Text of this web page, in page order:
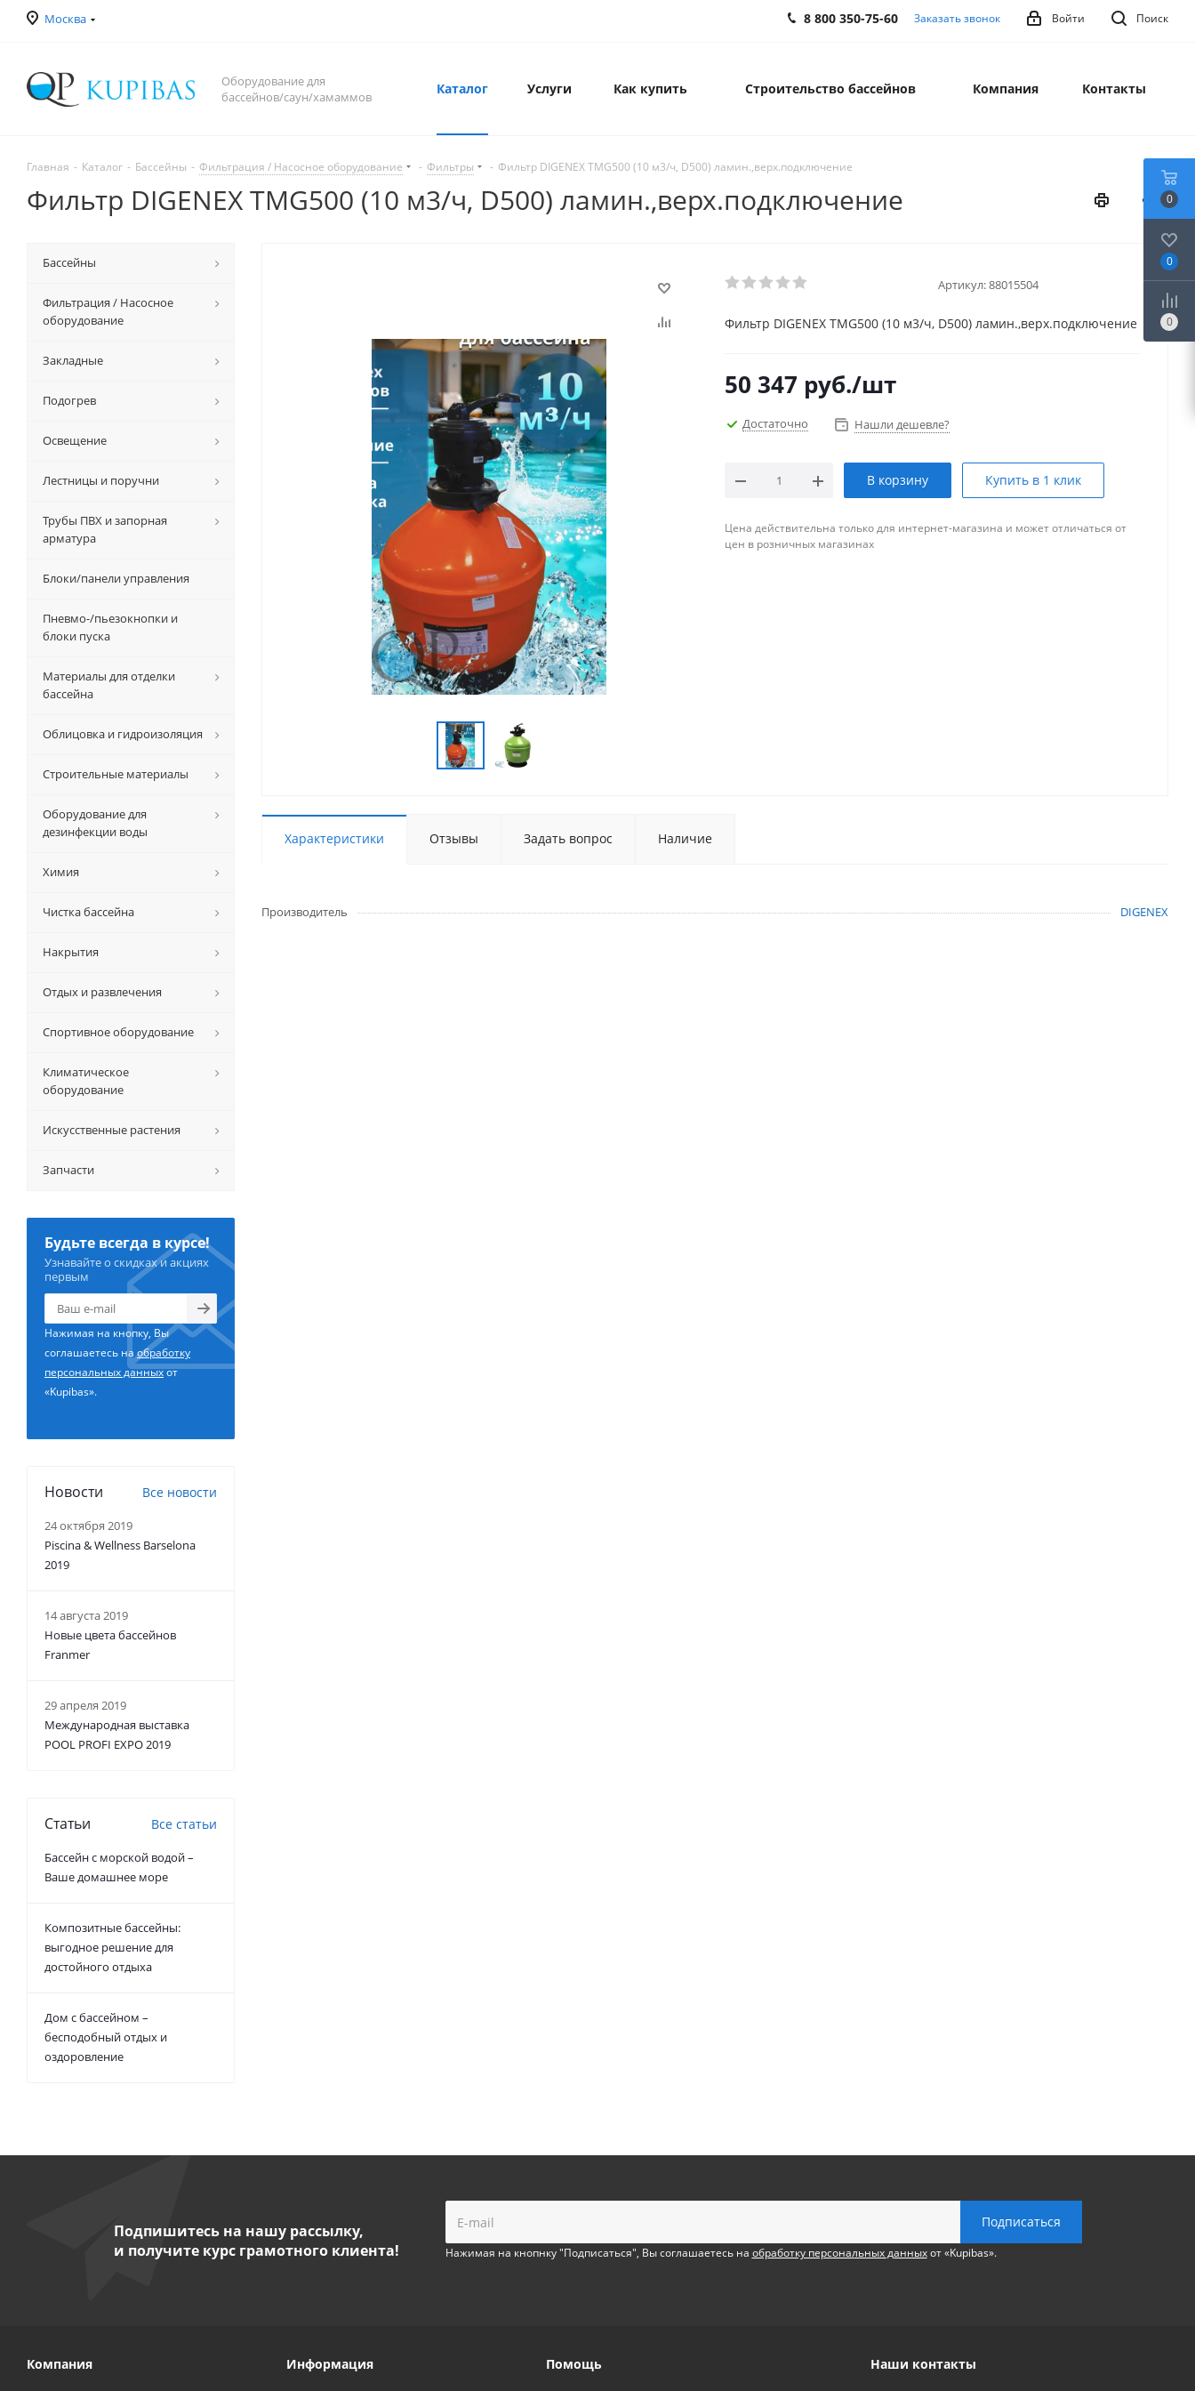
Москва Поиск
Войти
8 800 350-75-60 Заказать звонок
Оборудование для
бассейнов/саун/хамаммов
Каталог Услуги Как купить Строительство бассейнов Компания Контакты
Главная - Каталог - Бассейны - Фильтрация / Насосное оборудование - Фильтры - Фильтр DIGENEX TMG500 (10 м3/ч, D500) ламин.,верх.подключение
Фильтр DIGENEX TMG500 (10 м3/ч, D500) ламин.,верх.подключение
Артикул:88015504
Фильтр DIGENEX TMG500 (10 м3/ч, D500) ламин.,верх.подключение
50 347 руб./шт
Достаточно Нашли дешевле?
В корзину Купить в 1 клик
Цена действительна только для интернет-магазина и может отличаться от
цен в розничных магазинах
Характеристики Отзывы Задать вопрос Наличие
Производитель DIGENEX
Бассейны
Фильтрация / Насосное
оборудование
Закладные
Подогрев
Освещение
Лестницы и поручни
Трубы ПВХ и запорная
арматура
Блоки/панели управления
Пневмо-/пьезокнопки и
блоки пуска
Материалы для отделки
бассейна
Облицовка и гидроизоляция
Строительные материалы
Оборудование для
дезинфекции воды
Химия
Чистка бассейна
Накрытия
Отдых и развлечения
Спортивное оборудование
Климатическое
оборудование
Искусственные растения
Запчасти
Будьте всегда в курсе!
Узнавайте о скидках и акциях
первым
Нажимая на кнопку, Вы
соглашаетесь наобработку
персональных данныхот
«Kupibas».
Новости Все новости
24 октября 2019
Piscina & Wellness Barselona
2019
14 августа 2019
Новые цвета бассейнов
Franmer
29 апреля 2019
Международная выставка
POOL PROFI EXPO 2019
Статьи Все статьи
Бассейн с морской водой –
Ваше домашнее море
Композитные бассейны:
выгодное решение для
достойного отдыха
Дом с бассейном –
бесподобный отдых и
оздоровление
Подпишитесь на нашу рассылку,
и получите курс грамотного клиента!
Нажимая на кнопнку "Подписаться", Вы соглашаетесь на обработку персональных данныхот «Kupibas».
Компания Информация Помощь Наши контакты
0
0
0